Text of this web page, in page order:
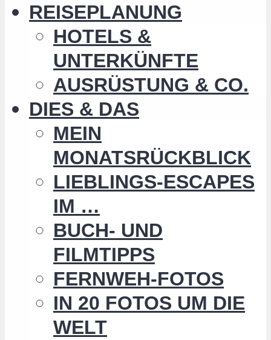
REISEPLANUNG
HOTELS &
UNTERKÜNFTE
AUSRÜSTUNG & CO.
DIES & DAS
MEIN
MONATSRÜCKBLICK
LIEBLINGS-ESCAPES
IM …
BUCH- UND
FILMTIPPS
FERNWEH-FOTOS
IN 20 FOTOS UM DIE
WELT